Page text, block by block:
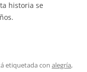
historia se
etiquetada con alegría,